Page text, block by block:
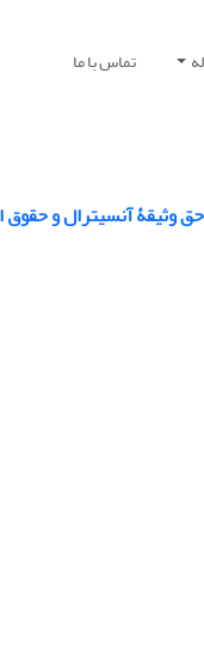
تماس با ما
‏وثیقۀ آنسیترال و حقوق